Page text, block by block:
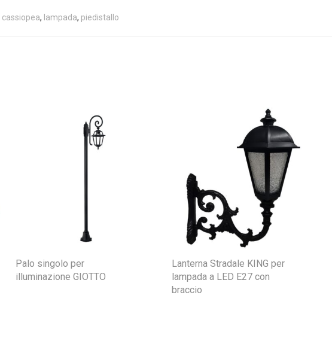
cassiopea, lampada, piedistallo
Palo singolo per
illuminazione GIOTTO
Lanterna Stradale KING per
lampada a LED E27 con
braccio